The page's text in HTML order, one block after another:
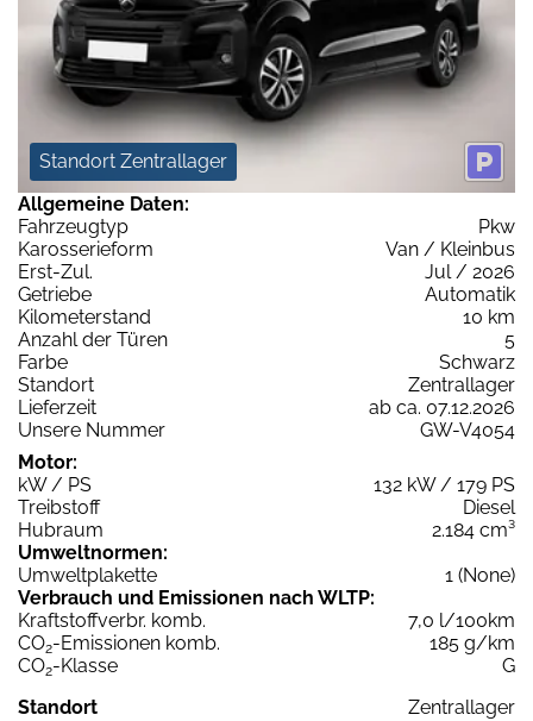
Standort Zentrallager
Allgemeine Daten:
Fahrzeugtyp
Pkw
Karosserieform
Van / Kleinbus
Erst-Zul.
Jul / 2026
Getriebe
Automatik
Kilometerstand
10 km
Anzahl der Türen
5
Farbe
Schwarz
Standort
Zentrallager
Lieferzeit
ab ca. 07.12.2026
Unsere Nummer
GW-V4054
Motor:
kW / PS
132 kW / 179 PS
Treibstoff
Diesel
Hubraum
2.184 cm³
Umweltnormen:
Umweltplakette
1 (None)
Verbrauch und Emissionen nach WLTP:
Kraftstoffverbr. komb.
7,0 l/100km
CO2-Emissionen komb.
185 g/km
CO2-Klasse
G
Standort
Zentrallager